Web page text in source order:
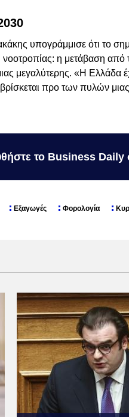
υπογράμμισε ότι το
η μετάβαση από
μεγαλύτερης. «Η Ελλάδα
προ των πυλών
το Business Daily
Εξαγωγές Φορολογία